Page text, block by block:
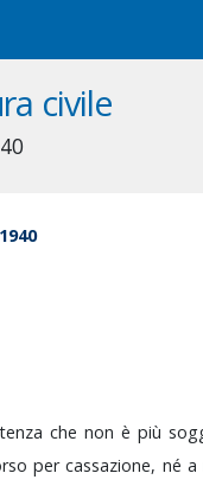
civile
chenon è più
percassazione, né a